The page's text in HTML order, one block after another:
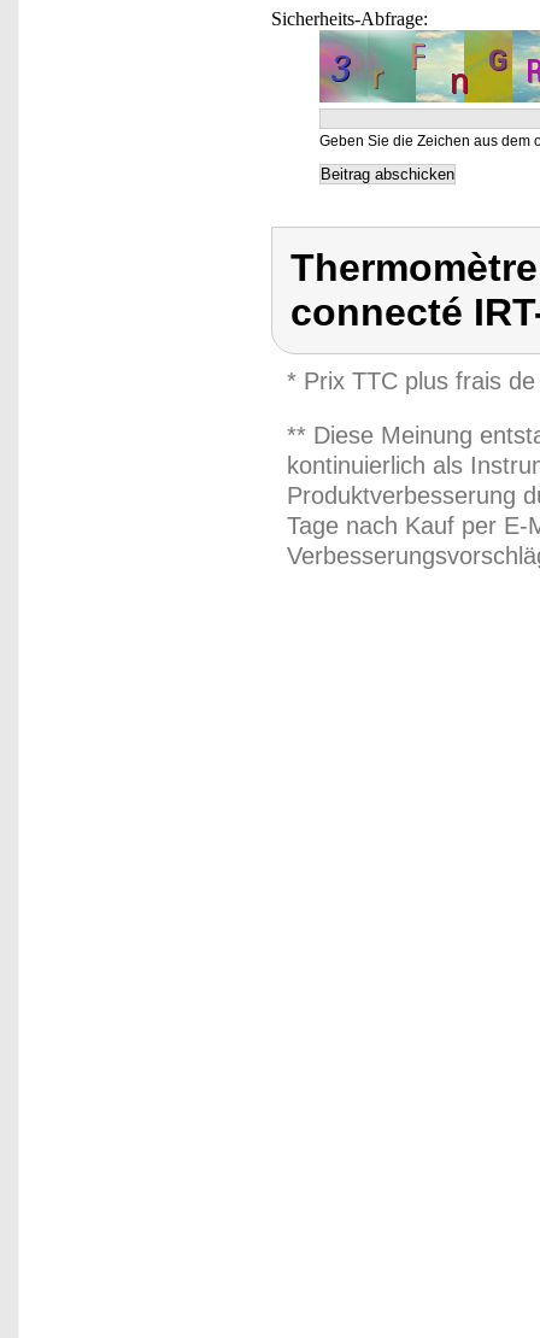
Sicherheits-Abfrage:
Geben Sie die Zeichen aus dem
connecté
* Prix TTC plus frais
** Diese Meinung
kontinuierlich als
Produktverbesserung
Tage nach Kauf per E-